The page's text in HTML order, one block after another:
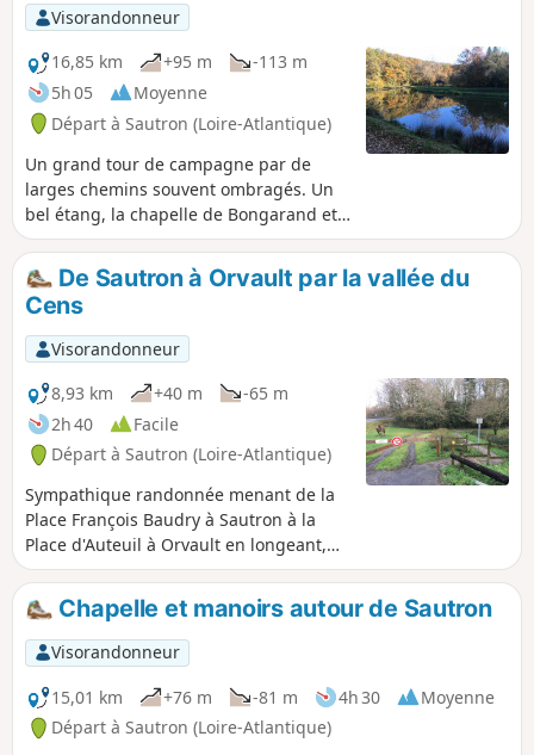
Visorandonneur
16,85 km
+95 m
-113 m
5h 05
Moyenne
Départ à Sautron (Loire-Atlantique)
Un grand tour de campagne par de
larges chemins souvent ombragés. Un
bel étang, la chapelle de Bongarand et
le final le long de la vallée du Cens
agrémentent ce parcours.
De Sautron à Orvault par la vallée du
Cens
Visorandonneur
8,93 km
+40 m
-65 m
2h 40
Facile
Départ à Sautron (Loire-Atlantique)
Sympathique randonnée menant de la
Place François Baudry à Sautron à la
Place d'Auteuil à Orvault en longeant,
sur la majeure partie du trajet, la vallée
du Cens.Chapelle et manoirs autour de Sautron
Visorandonneur
15,01 km
+76 m -81 m 4h 30
Moyenne
Départ à Sautron (Loire-Atlantique)